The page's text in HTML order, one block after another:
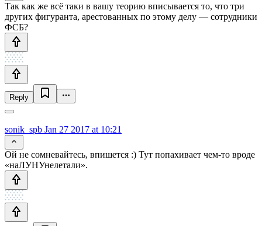
Так как же всё таки в вашу теорию вписывается то, что три
других фигуранта, арестованных по этому делу — сотрудники
ФСБ?
Reply
sonik_spb Jan 27 2017 at 10:21
Ой не сомневайтесь, впишется :) Тут попахивает чем-то вроде
«наЛУНУнелетали».